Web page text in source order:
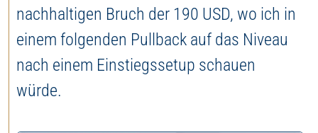
nachhaltigen Bruch der 190 USD, wo ich in
einem folgenden Pullback auf das Niveau
nach einem Einstiegssetup schauen
würde.